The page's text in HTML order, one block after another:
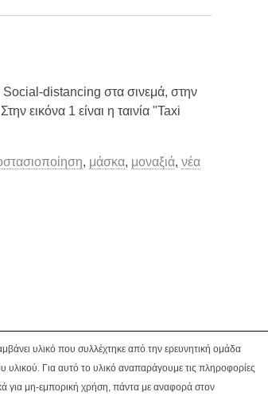
Social-distancing στα σινεμά, στην
εικόνα 1 είναι η ταινία "Taxi
, μάσκα, μοναξιά,νέα
υλικό που συλλέχτηκε από την ερευνητική ομάδα
Για αυτό το υλικό αναπαράγουμε τις πληροφορίες
για μη-εμπορική χρήση, πάντα με αναφορά στον